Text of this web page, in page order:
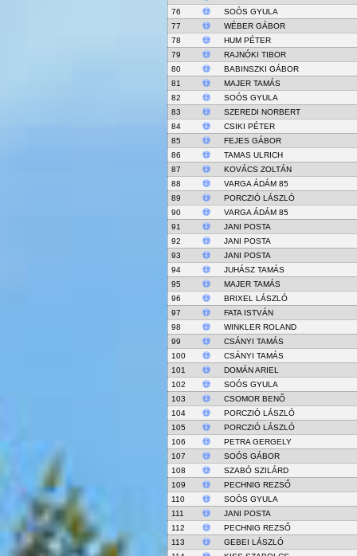
76
SOÓS GYULA
77
WÉBER GÁBOR
78
HUM PÉTER
79
RAJNÓKI TIBOR
80
BABINSZKI GÁBOR
81
MAJER TAMÁS
82
SOÓS GYULA
83
SZEREDI NORBERT
84
CSIKI PÉTER
85
FEJES GÁBOR
86
TAMAS ULRICH
87
KOVÁCS ZOLTÁN
88
VARGA ÁDÁM 85
89
PORCZIÓ LÁSZLÓ
90
VARGA ÁDÁM 85
91
JANI POSTA
92
JANI POSTA
93
JANI POSTA
94
JUHÁSZ TAMÁS
95
MAJER TAMÁS
96
BRIXEL LÁSZLÓ
97
FATA ISTVÁN
98
WINKLER ROLAND
99
CSÁNYI TAMÁS
100
CSÁNYI TAMÁS
101
DOMÁN ARIEL
102
SOÓS GYULA
103
CSOMOR BENŐ
104
PORCZIÓ LÁSZLÓ
105
PORCZIÓ LÁSZLÓ
106
PETRA GERGELY
107
SOÓS GÁBOR
108
SZABÓ SZILÁRD
109
PECHNIG REZSŐ
110
SOÓS GYULA
111
JANI POSTA
112
PECHNIG REZSŐ
113
GEBEI LÁSZLÓ